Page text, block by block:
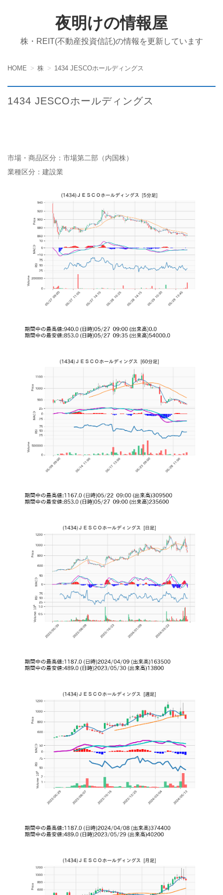
夜明けの情報屋
株・REIT(不動産投資信託)の情報を更新しています
HOME 株 1434 JESCOホールディングス
1434 JESCOホールディングス
市場・商品区分：市場第二部（内国株）
業種区分：建設業